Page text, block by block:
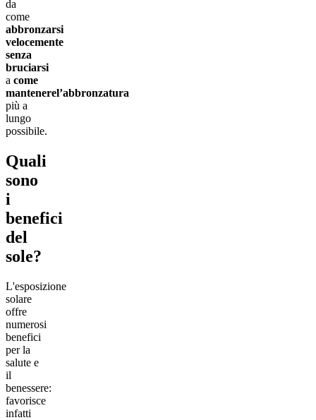
da
come
abbronzarsi
velocemente
senza
bruciarsi
a come
mantenerel’abbronzatura
più a
lungo
possibile.
Quali
sono
i
benefici
del
sole?
L'esposizione
solare
offre
numerosi
benefici
per la
salute e
il
benessere:
favorisce
infatti